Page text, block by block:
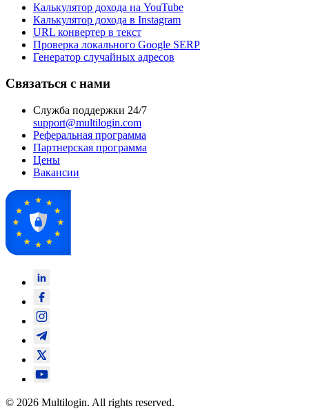
Калькулятор дохода на YouTube
Калькулятор дохода в Instagram
URL конвертер в текст
Проверка локального Google SERP
Генератор случайных адресов
Связаться с нами
Служба поддержки 24/7
support@multilogin.com
Реферальная программа
Партнерская программа
Цены
Вакансии
© 2026 Multilogin. All rights reserved.